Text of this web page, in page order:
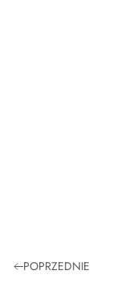
POPRZEDNIE